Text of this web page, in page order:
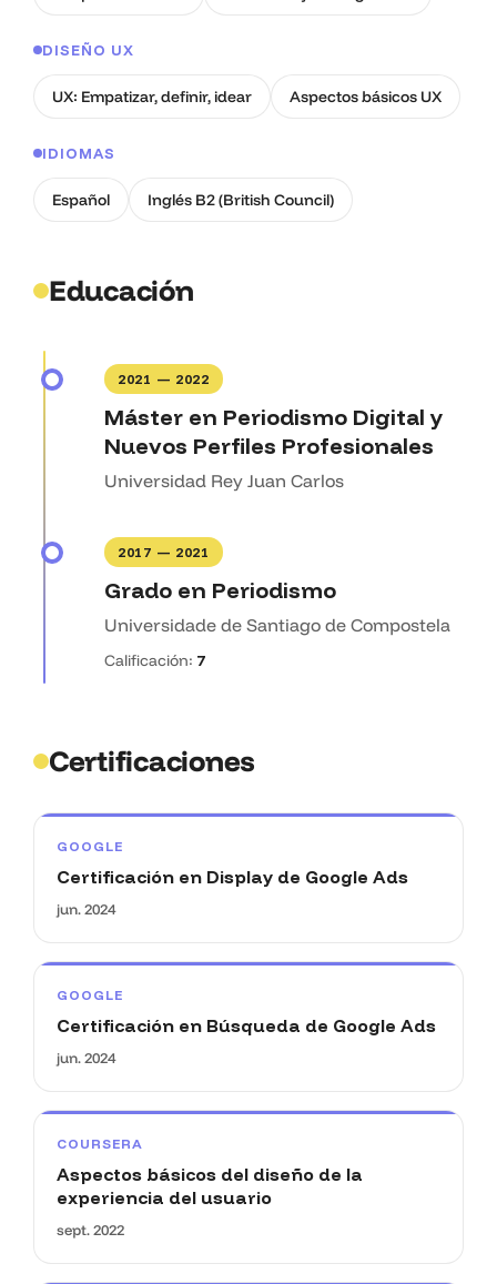
DISEÑO UX
UX: Empatizar, definir, idear Aspectos básicos UX
IDIOMAS
Español Inglés B2 (British Council)
Educación
2021 — 2022
Máster en Periodismo Digital y
Nuevos Perfiles Profesionales
Universidad Rey Juan Carlos
2017 — 2021
Grado en Periodismo
Universidade de Santiago de Compostela
Calificación: 7
Certificaciones
GOOGLE
Certificación en Display de Google Ads
jun. 2024
GOOGLE
Certificación en Búsqueda de Google Ads
jun. 2024
COURSERA
Aspectos básicos del diseño de la
experiencia del usuario
sept. 2022